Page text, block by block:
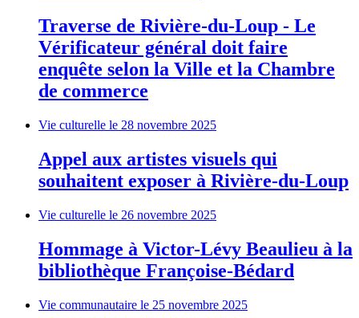
Traverse de Rivière-du-Loup - Le
Vérificateur général doit faire
enquête selon la Ville et la Chambre
de commerce
Vie culturelle le 28 novembre 2025
Appel aux artistes visuels qui
souhaitent exposer à Rivière-du-Loup
Vie culturelle le 26 novembre 2025
Hommage à Victor-Lévy Beaulieu à la
bibliothèque Françoise-Bédard
Vie communautaire le 25 novembre 2025